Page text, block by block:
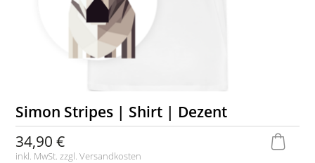
Simon Stripes | Shirt | Dezent
34,90 €
inkl. MwSt. zzgl.Versandkosten